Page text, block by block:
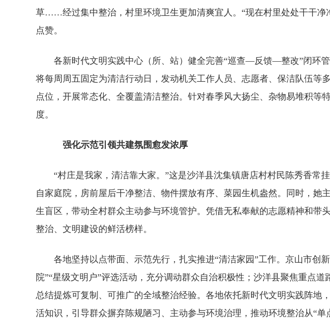
草……经过集中整治，村里环境卫生更加清爽宜人。“现在村里处处干干
点赞。
各新时代文明实践中心（所、站）健全完善“巡查—反馈—整改”闭环
将每周周五固定为清洁行动日，发动机关工作人员、志愿者、保洁队伍
点位，开展常态化、全覆盖清洁整治。针对春季风大扬尘、杂物易堆积
度。
强化示范引领共建氛围愈发浓厚
“村庄是我家，清洁靠大家。”这是沙洋县沈集镇唐店村村民陈秀香常
自家庭院，房前屋后干净整洁、物件摆放有序、菜园生机盎然。同时，她
生盲区，带动全村群众主动参与环境管护。凭借无私奉献的志愿精神和带
整治、文明建设的鲜活榜样。
各地坚持以点带面、示范先行，扎实推进“清洁家园”工作。京山市创
院”“星级文明户”评选活动，充分调动群众自治积极性；沙洋县聚焦重点
总结提炼可复制、可推广的全域整治经验。各地依托新时代文明实践阵
活知识，引导群众摒弃陈规陋习、主动参与环境治理，推动环境整治从“单